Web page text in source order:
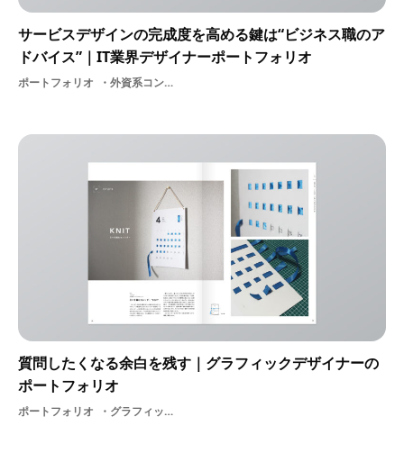
サービスデザインの完成度を高める鍵は“ビジネス職のア
ドバイス”｜IT業界デザイナーポートフォリオ
ポートフォリオ 外資系コンサル
質問したくなる余白を残す｜グラフィックデザイナーの
ポートフォリオ
ポートフォリオ グラフィックデザイナー